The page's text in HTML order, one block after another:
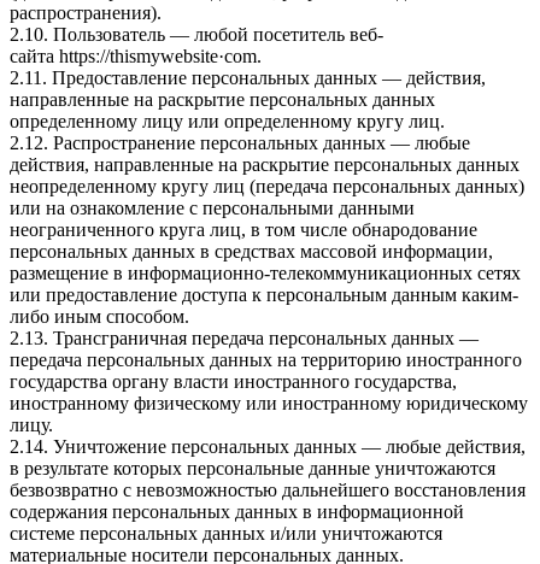
распространения).
2.10. Пользователь — любой посетитель веб-
сайта httpsː//thismywebsite·com.
2.11. Предоставление персональных данных — действия,
направленные на раскрытие персональных данных
определенному лицу или определенному кругу лиц.
2.12. Распространение персональных данных — любые
действия, направленные на раскрытие персональных данных
неопределенному кругу лиц (передача персональных данных)
или на ознакомление с персональными данными
неограниченного круга лиц, в том числе обнародование
персональных данных в средствах массовой информации,
размещение в информационно-телекоммуникационных сетях
или предоставление доступа к персональным данным каким-
либо иным способом.
2.13. Трансграничная передача персональных данных —
передача персональных данных на территорию иностранного
государства органу власти иностранного государства,
иностранному физическому или иностранному юридическому
лицу.
2.14. Уничтожение персональных данных — любые действия,
в результате которых персональные данные уничтожаются
безвозвратно с невозможностью дальнейшего восстановления
содержания персональных данных в информационной
системе персональных данных и/или уничтожаются
материальные носители персональных данных.